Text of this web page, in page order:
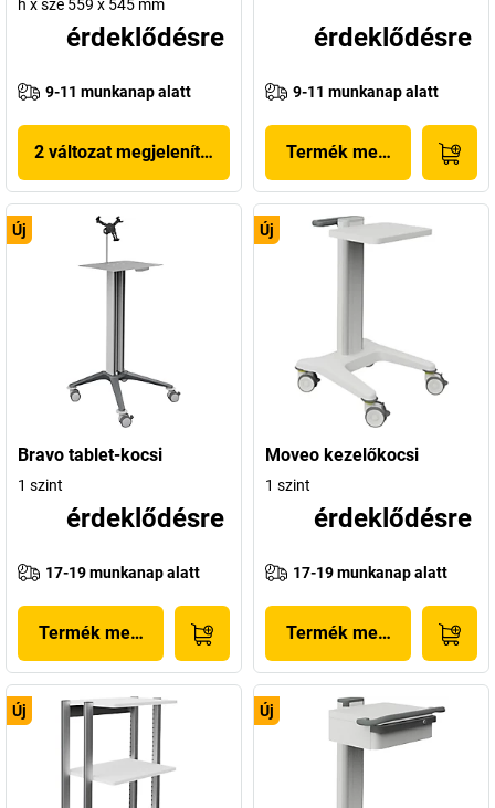
h x szé 559 x 545 mm
érdeklődésre
9-11 munkanap alatt
2 változat megjelenítése
érdeklődésre
9-11 munkanap alatt
Termék megjelenítése
Új
Bravo tablet-kocsi
1 szint
érdeklődésre
17-19 munkanap alatt
Termék megjelenítése
Új
Moveo kezelőkocsi
1 szint
érdeklődésre
17-19 munkanap alatt
Termék megjelenítése
Új Új